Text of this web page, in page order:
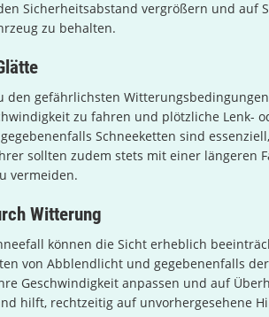
Sicherheitsabstand vergrößern und auf
zu behalten.
den gefährlichsten
zu fahren und plötzliche Lenk-
Schneeketten sind
sollten zudem stets mit einer längeren
vermeiden.
Witterung
können die Sicht erheblich
von Abblendlicht und gegebenenfalls
Geschwindigkeit anpassen und auf
hilft, rechtzeitig auf unvorhergesehene